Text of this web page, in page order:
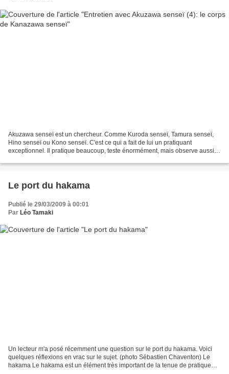
Akuzawa senseï est un chercheur. Comme Kuroda senseï, Tamura senseï,
Hino senseï ou Kono senseï. C'est ce qui a fait de lui un pratiquant
exceptionnel. Il pratique beaucoup, teste énormément, mais observe aussi.
Le port du hakama
Publié le 29/03/2009 à 00:01
Par Léo Tamaki
Un lecteur m'a posé récemment une question sur le port du hakama. Voici
quelques réflexions en vrac sur le sujet. (photo Sébastien Chaventon) Le
hakama Le hakama est un élément très important de la tenue de pratique